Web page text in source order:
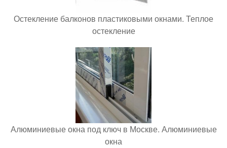
Остекление балконов пластиковыми окнами. Теплое
остекление
Алюминиевые окна под ключ в Москве. Алюминиевые
окна